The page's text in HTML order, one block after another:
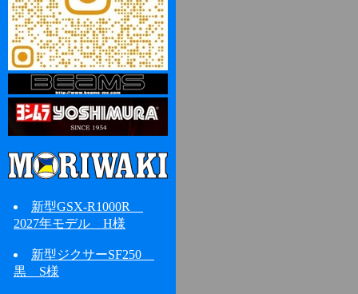
新型GSX-R1000R
2027年モデル H様
新型ジクサーSF250
黒 S様